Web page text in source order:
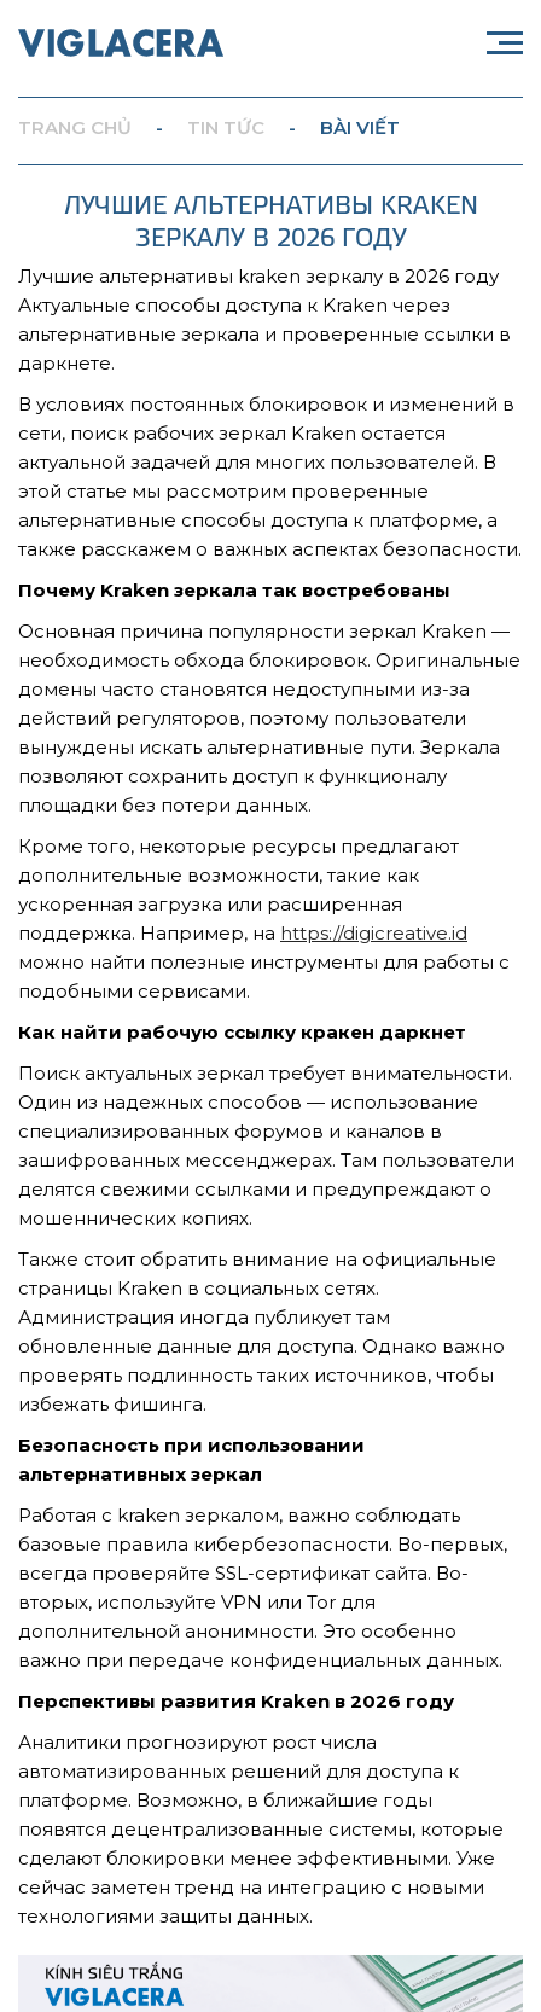
TẢI E-BROCHURE
TƯ VẤN MIỄN PHÍ VỀ SẢN PHẨM
Nghề nghiệp...
Thành phố...
GỬI YÊU CẦU
TRANG CHỦ - TIN TỨC - BÀI VIẾT
ЛУЧШИЕ АЛЬТЕРНАТИВЫ KRAKEN
ЗЕРКАЛУ В 2026 ГОДУ
Лучшие альтернативы kraken зеркалу в 2026 году
Актуальные способы доступа к Kraken через
альтернативные зеркала и проверенные ссылки в
даркнете.
В условиях постоянных блокировок и изменений в
сети, поиск рабочих зеркал Kraken остается
актуальной задачей для многих пользователей. В
этой статье мы рассмотрим проверенные
альтернативные способы доступа к платформе, а
также расскажем о важных аспектах безопасности.
Почему Kraken зеркала так востребованы
Основная причина популярности зеркал Kraken —
необходимость обхода блокировок. Оригинальные
домены часто становятся недоступными из-за
действий регуляторов, поэтому пользователи
вынуждены искать альтернативные пути. Зеркала
позволяют сохранить доступ к функционалу
площадки без потери данных.
Кроме того, некоторые ресурсы предлагают
дополнительные возможности, такие как
ускоренная загрузка или расширенная
поддержка. Например, на https://digicreative.id
можно найти полезные инструменты для работы с
подобными сервисами.
Как найти рабочую ссылку кракен даркнет
Поиск актуальных зеркал требует внимательности.
Один из надежных способов — использование
специализированных форумов и каналов в
зашифрованных мессенджерах. Там пользователи
делятся свежими ссылками и предупреждают о
мошеннических копиях.
Также стоит обратить внимание на официальные
страницы Kraken в социальных сетях.
Администрация иногда публикует там
обновленные данные для доступа. Однако важно
проверять подлинность таких источников, чтобы
избежать фишинга.
Безопасность при использовании
альтернативных зеркал
Работая с kraken зеркалом, важно соблюдать
базовые правила кибербезопасности. Во-первых,
всегда проверяйте SSL-сертификат сайта. Во-
вторых, используйте VPN или Tor для
дополнительной анонимности. Это особенно
важно при передаче конфиденциальных данных.
Перспективы развития Kraken в 2026 году
Аналитики прогнозируют рост числа
автоматизированных решений для доступа к
платформе. Возможно, в ближайшие годы
появятся децентрализованные системы, которые
сделают блокировки менее эффективными. Уже
сейчас заметен тренд на интеграцию с новыми
технологиями защиты данных.